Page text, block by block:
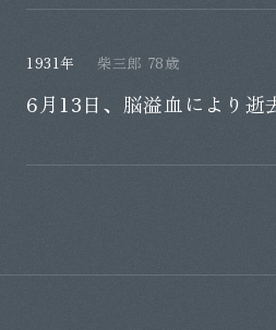
1931年 柴三郎 78歳
6月13日、脳溢血により逝